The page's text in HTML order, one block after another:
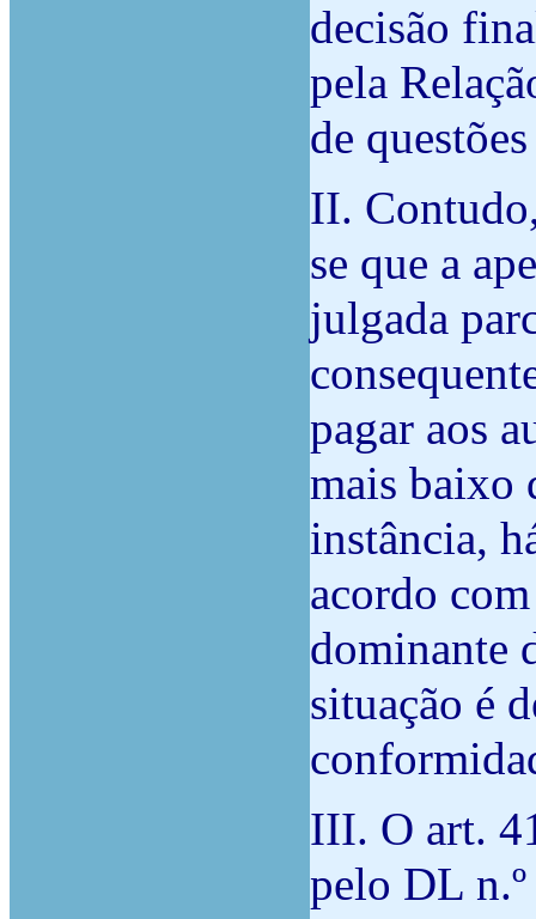
decisão
pela
de
II.
se que a
julgada
pagar aos
mais baixo
instância,
acordo
dominante
situação é
III. O art.
pelo DL